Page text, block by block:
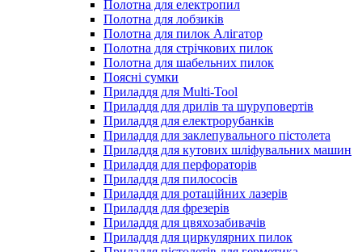
Полотна для електропил
Полотна для лобзиків
Полотна для пилок Алігатор
Полотна для стрічкових пилок
Полотна для шабельних пилок
Поясні сумки
Приладдя для Multi-Tool
Приладдя для дрилів та шуруповертів
Приладдя для електрорубанків
Приладдя для заклепувального пістолета
Приладдя для кутових шліфувальних машин
Приладдя для перфораторів
Приладдя для пилососів
Приладдя для ротаційних лазерів
Приладдя для фрезерів
Приладдя для цвяхозабивачів
Приладдя для циркулярних пилок